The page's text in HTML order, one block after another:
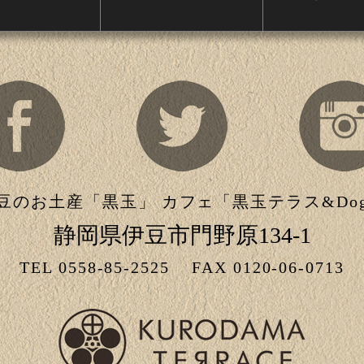
のお土産「黒玉」 カフェ「黒玉テラス
静岡県伊豆市門野原134-1
TEL 0558-85-2525 FAX 0120-06-0713